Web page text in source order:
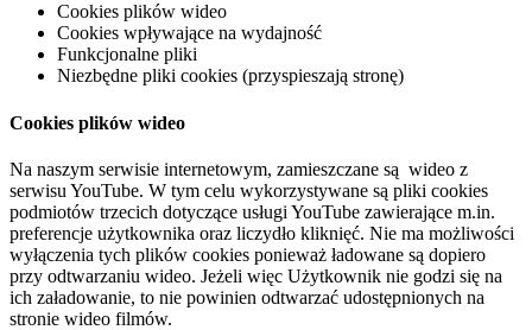
Cookies plików wideo
Cookies wpływające na wydajność
Funkcjonalne pliki
Niezbędne pliki cookies (przyspieszają stronę)
Cookies plików wideo
Na naszym serwisie internetowym, zamieszczane są wideo z
serwisu YouTube. W tym celu wykorzystywane są pliki cookies
podmiotów trzecich dotyczące usługi YouTube zawierające m.in.
preferencje użytkownika oraz liczydło kliknięć. Nie ma możliwości
wyłączenia tych plików cookies ponieważ ładowane są dopiero
przy odtwarzaniu wideo. Jeżeli więc Użytkownik nie godzi się na
ich załadowanie, to nie powinien odtwarzać udostępnionych na
stronie wideo filmów.